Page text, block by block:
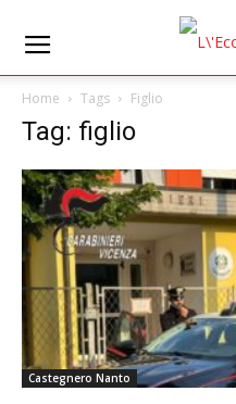
Home Tags Figlio
Tag: figlio
Castegnero Nanto